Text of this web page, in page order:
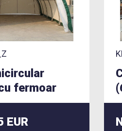
fermoar
EUR